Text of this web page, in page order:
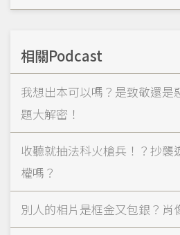
相關Podcast
我想出本可以嗎？是致敬還是
題大解密！
收聽就抽法科火槍兵！？抄襲
權嗎？
別人的相片是框金又包銀？肖